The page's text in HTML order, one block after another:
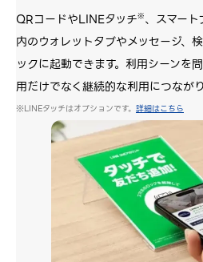
QRコードやLINEタッチ※、スマー
内のウォレットタブやメッセージ、
ックに起動できます。 利用シーンを
用だけでなく継続的な利用につながり
※LINEタッチはオプションです。 詳細はこちら